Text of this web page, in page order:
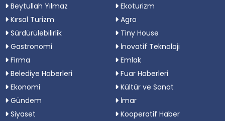
Beytullah Yılmaz
Ekoturizm
Kırsal Turizm
Agro
Sürdürülebilirlik
Tiny House
Gastronomi
İnovatif Teknoloji
Firma
Emlak
Belediye Haberleri
Fuar Haberleri
Ekonomi
Kültür ve Sanat
Gündem
İmar
Siyaset
Kooperatif Haber